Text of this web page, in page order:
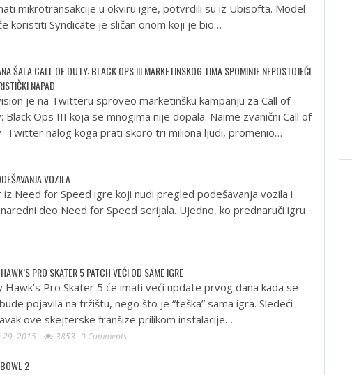
mikrotransakcije u okviru igre, potvrdili su iz Ubisofta. Model
koristiti Syndicate je sličan onom koji je bio…
ŠALA CALL OF DUTY: BLACK OPS III MARKETINSKOG TIMA SPOMINJE NEPOSTOJEĆI
NAPAD
je na Twitteru sproveo marketinšku kampanju za Call of
Black Ops III koja se mnogima nije dopala. Naime zvanični Call of
Twitter nalog koga prati skoro tri miliona ljudi, promenio…
VOZILA
Need for Speed igre koji nudi pregled podešavanja vozila i
deo Need for Speed serijala. Ujedno, ko prednaruči igru
PRO SKATER 5 PATCH VEĆI OD SAME IGRE
Hawk’s Pro Skater 5 će imati veći update prvog dana kada se
pojavila na tržištu, nego što je “teška” sama igra. Sledeći
ove skejterske franšize prilikom instalacije…
29, 2015 3853 0 Comments
2